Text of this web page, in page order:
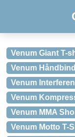
Venum Giant T-
Venum
Venum
Venum
Venum MMA
Venum Motto T-